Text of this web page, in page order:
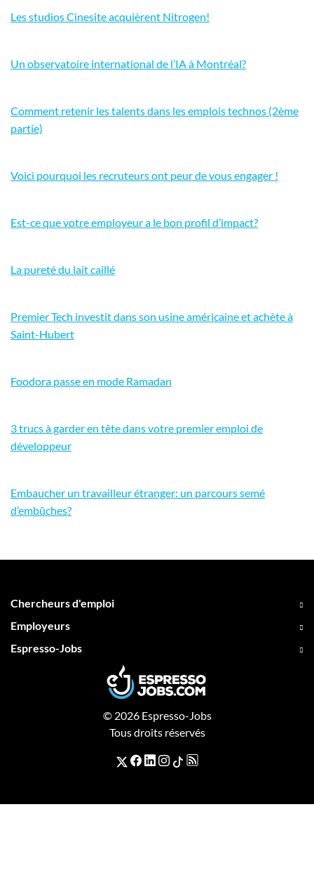
Les studios Cinesite acquièrent Nitrogen!
Un observatoire international de l’IA à Montréal?
Comment retenir les talents dans les emplois technos (2ème
partie)
Voici pourquoi les recruteurs ont peur de vous engager !
Est-ce que votre employeur a le bon profil d’impact?
La pureté du lait caillé
Premier Tech investit dans son usine américaine et achète à
Saint-Hubert
Foodora passe en mode Ramadan
3 trucs à garder en tête dans votre premier emploi de
développeur
Embaucher un travailleur étranger: un parcours semé
d’embûches?
Chercheurs d'emploi
Employeurs
Espresso-Jobs
© 2026 Espresso-Jobs
Tous droits réservés